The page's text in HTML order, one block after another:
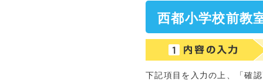
西都小学校前教
下記項目を入力の上、「確